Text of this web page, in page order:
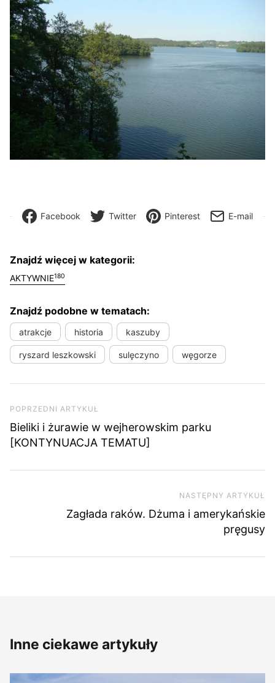
Facebook Twitter Pinterest E-mail
Znajdź więcej w kategorii:
AKTYWNIE180
Znajdź podobne w tematach:
atrakcje historia kaszuby
ryszard leszkowski sulęczyno węgorze
Poprzedni artykuł
POPRZEDNI ARTYKUŁ
Bieliki i żurawie w wejherowskim parku
[KONTYNUACJA TEMATU]
NASTĘPNY ARTYKUŁ
Zagłada raków. Dżuma i amerykańskie
pręgusy
Inne ciekawe artykuły